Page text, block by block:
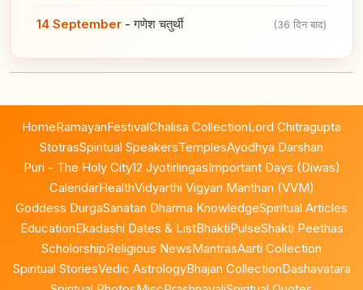
14 September -गणेश चतुर्थी (36 दिन बाद)
HomeRamayanFestivalChalisa CollectionLord Chitragupta
StotrasSpiritual SpeakersTemplesAyodhya Darshan
Puri - The Holy City12 JyotirlingasImportant Days (Diwas)
CalendarHealthVidyarthi Vigyan Manthan (VVM)
Goddess DurgaSanatan Dharma KnowledgeSpiritual Articles
EducationEkadashi Dates & ListBhaktiPulseShakti Peethas
ScholorshipReligious NewsMantrasAarti Collection
Spiritual StoriesVedic AstrologyBhajan CollectionDashavatara